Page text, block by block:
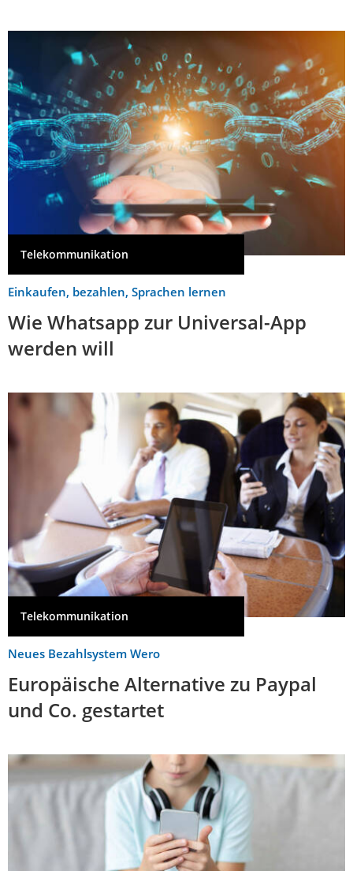
Telekommunikation
Einkaufen, bezahlen, Sprachen lernen
Wie Whatsapp zur Universal-App
werden will
Telekommunikation
Neues Bezahlsystem Wero
Europäische Alternative zu Paypal
und Co. gestartet